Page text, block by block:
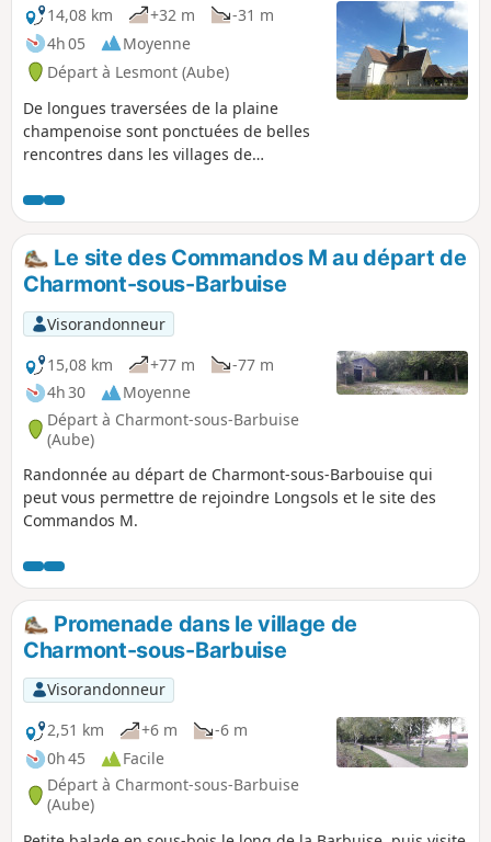
14,08 km
+32 m
-31 m
4h 05
Moyenne
Départ à Lesmont (Aube)
De longues traversées de la plaine
champenoise sont ponctuées de belles
rencontres dans les villages de
belles vues depuis la colline : ce circuit
contrasté se termine en beauté sur les
bords ombragés de l’Aube.
Le site des Commandos M au départ de
Charmont-sous-Barbuise
Visorandonneur
15,08 km
+77 m
-77 m
4h 30
Moyenne
Départ à Charmont-sous-Barbuise
(Aube)
Randonnée au départ de Charmont-sous-Barbouise qui
peut vous permettre de rejoindre Longsols et le site des
Commandos M.
Promenade dans le village de
Charmont-sous-Barbuise
Visorandonneur
2,51 km
+6 m
-6 m
0h 45
Facile
Départ à Charmont-sous-Barbuise
(Aube)